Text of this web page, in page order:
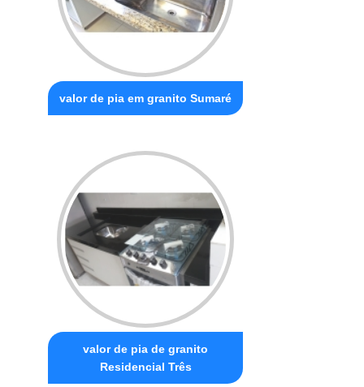
valor de pia em granito Sumaré
valor de pia de granito
Residencial Três